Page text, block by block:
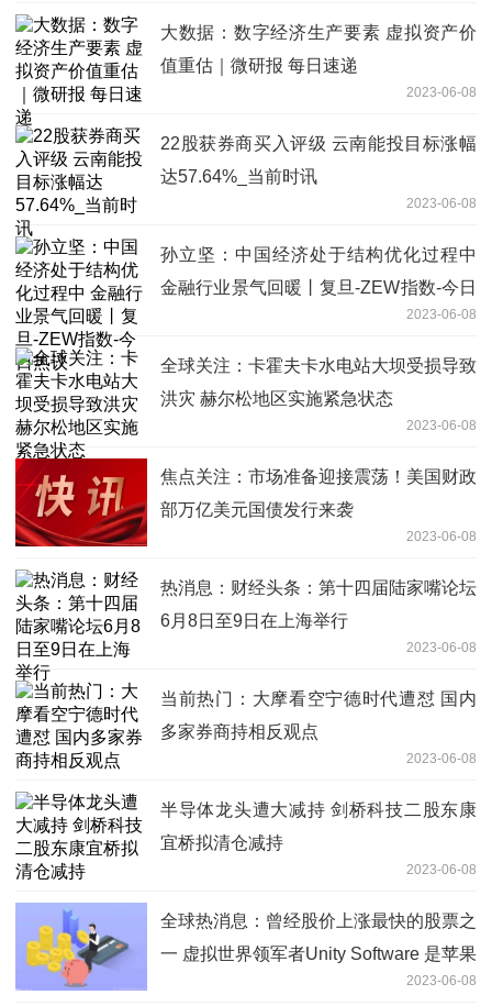
大数据：数字经济生产要素 虚拟资产价
值重估｜微研报 每日速递
2023-06-08
22股获券商买入评级 云南能投目标涨幅
达57.64%_当前时讯
2023-06-08
孙立坚：中国经济处于结构优化过程中
金融行业景气回暖丨复旦-ZEW指数-今日
2023-06-08
全球关注：卡霍夫卡水电站大坝受损导致
洪灾 赫尔松地区实施紧急状态
2023-06-08
焦点关注：市场准备迎接震荡！美国财政
部万亿美元国债发行来袭
2023-06-08
热消息：财经头条：第十四届陆家嘴论坛
6月8日至9日在上海举行
2023-06-08
当前热门：大摩看空宁德时代遭怼 国内
多家券商持相反观点
2023-06-08
半导体龙头遭大减持 剑桥科技二股东康
宜桥拟清仓减持
2023-06-08
全球热消息：曾经股价上涨最快的股票之
一 虚拟世界领军者Unity Software 是苹果
Vision Pro的最大受益者？| 从华尔街到
2023-06-08